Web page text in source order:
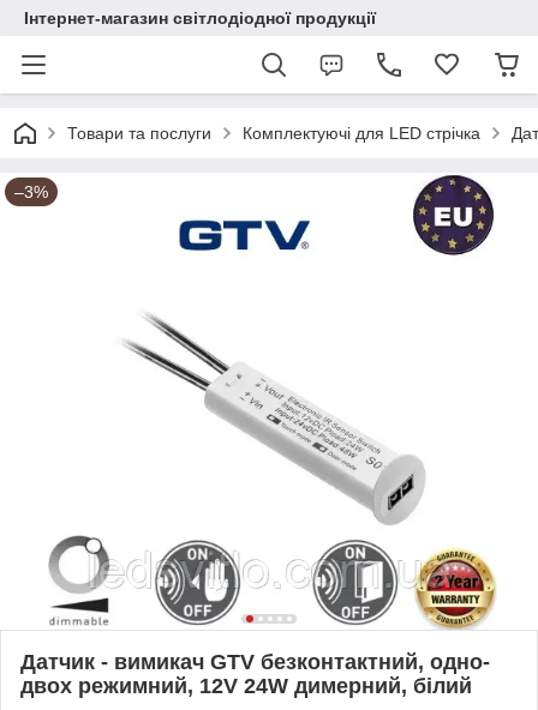
Інтернет-магазин світлодіодної продукції
Товари та послуги Комплектуючі для LED стрічка
–3%
Датчик - вимикач GTV безконтактний, одно-
двох режимний, 12V 24W димерний, білий